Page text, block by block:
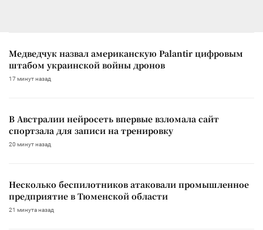
Медведчук назвал американскую Palantir цифровым
штабом украинской войны дронов
17 минут назад
В Австралии нейросеть впервые взломала сайт
спортзала для записи на тренировку
20 минут назад
Несколько беспилотников атаковали промышленное
предприятие в Тюменской области
21 минута назад